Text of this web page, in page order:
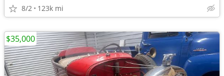
8/2 123k mi
$35,000